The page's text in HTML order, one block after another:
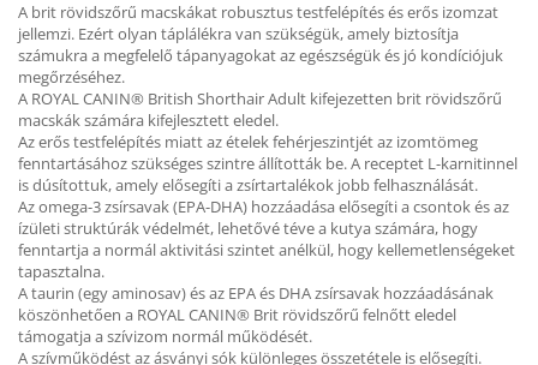
A brit rövidszőrű macskákat robusztus testfelépítés és erős izomzat
jellemzi. Ezért olyan táplálékra van szükségük, amely biztosítja
számukra a megfelelő tápanyagokat az egészségük és jó kondíciójuk
megőrzéséhez.
A ROYAL CANIN® British Shorthair Adult kifejezetten brit rövidszőrű
macskák számára kifejlesztett eledel.
Az erős testfelépítés miatt az ételek fehérjeszintjét az izomtömeg
fenntartásához szükséges szintre állították be. A receptet L-karnitinnel
is dúsítottuk, amely elősegíti a zsírtartalékok jobb felhasználását.
Az omega-3 zsírsavak (EPA-DHA) hozzáadása elősegíti a csontok és az
ízületi struktúrák védelmét, lehetővé téve a kutya számára, hogy
fenntartja a normál aktivitási szintet anélkül, hogy kellemetlenségeket
tapasztalna.
A taurin (egy aminosav) és az EPA és DHA zsírsavak hozzáadásának
köszönhetően a ROYAL CANIN® Brit rövidszőrű felnőtt eledel
támogatja a szívizom normál működését.
A szívműködést az ásványi sók különleges összetétele is elősegíti.